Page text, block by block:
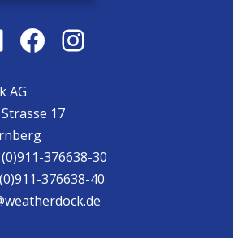
Facebook
Instagram
AG
17
376638-30
376638-40